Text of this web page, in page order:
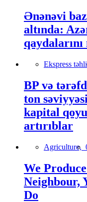
Ənənəvi
altında:
Ekspress
BP və
ton
kapital
artırıblar
Agriculture,
We
Neighbour,
Do